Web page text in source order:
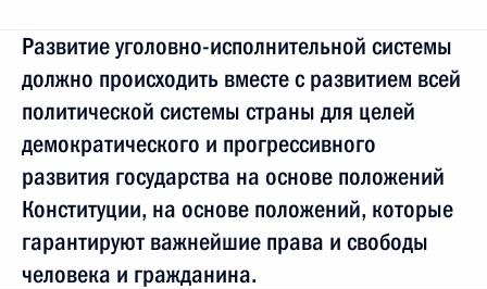
Развитие уголовно-исполнительной системы
должно происходить вместе с развитием всей
политической системы страны для целей
демократического и прогрессивного
развития государства на основе положений
Конституции, на основе положений, которые
гарантируют важнейшие права и свободы
человека и гражданина.